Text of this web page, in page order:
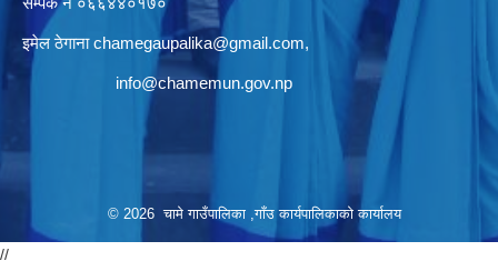
इमेल ठेगानाchamegaupalika@gmail.com,
info@chamemun.gov.np
© 2026 चामे गाउँपालिका ,गाँउ कार्यपालिकाको कार्यालय
//